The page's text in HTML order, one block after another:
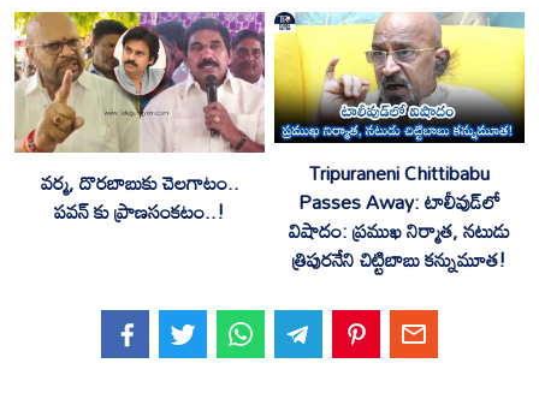
వర్మ, దొరబాబుకు చెలగాటం..
పవన్ కు ప్రాణసంకటం..!
Tripuraneni Chittibabu
Passes Away: టాలీవుడ్‌లో
విషాదం: ప్రముఖ నిర్మాత, నటుడు
త్రిపురనేని చిట్టిబాబు కన్నుమూత!